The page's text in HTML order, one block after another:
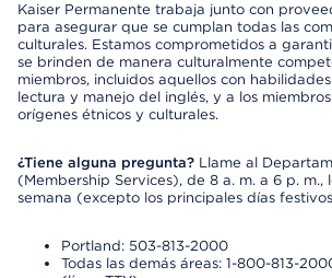
Kaiser Permanente trabaja junto con
para asegurar que se cumplan todas las
culturales. Estamos comprometidos a
se brinden de manera culturalmente
miembros, incluidos aquellos con
lectura y manejo del inglés, y a los
orígenes étnicos y culturales.
¿Tiene alguna pregunta? Llame al
(Membership Services), de 8 a. m. a 6 p. m.,
semana (excepto los principales días
Portland: 503-813-2000
Todas las demás áreas: 1-800-813-